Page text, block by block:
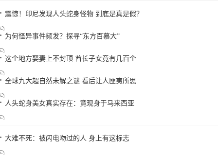
震惊！印尼发现人头蛇身怪物 到底是真是假？
为何怪异事件频发？探寻“东方百慕大”
这个地方娶妻上不封顶 酋长子女竟有几百个
全球九大超自然未解之谜 看后让人匪夷所思
人头蛇身美女真实存在：竟现身于马来西亚
大难不死：被闪电吻过的人 身上有这标志